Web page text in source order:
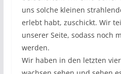
uns solche kleinen
erlebt habt, zuschickt. Wir
unserer Seite, sodass noch
werden.
Wir haben in den letzten